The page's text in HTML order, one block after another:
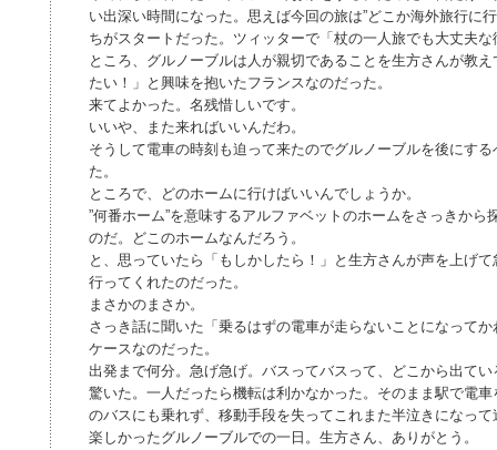
い出深い時間になった。思えば今回の旅は”どこか海外旅行に
ちがスタートだった。ツィッターで「杖の一人旅でも大丈夫
ところ、グルノーブルは人が親切であることを生方さんが教
たい！」と興味を抱いたフランスなのだった。
来てよかった。名残惜しいです。
いいや、また来ればいいんだわ。
そうして電車の時刻も迫って来たのでグルノーブルを後にす
た。
ところで、どのホームに行けばいいんでしょうか。
”何番ホーム”を意味するアルファベットのホームをさっきから
のだ。どこのホームなんだろう。
と、思っていたら「もしかしたら！」と生方さんが声を上げ
行ってくれたのだった。
まさかのまさか。
さっき話に聞いた「乗るはずの電車が走らないことになって
ケースなのだった。
出発まで何分。急げ急げ。バスってバスって、どこから出てい
驚いた。一人だったら機転は利かなかった。そのまま駅で電
のバスにも乗れず、移動手段を失ってこれまた半泣きになっ
楽しかったグルノーブルでの一日。生方さん、ありがとう。